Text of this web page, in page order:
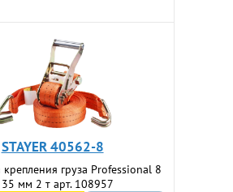
STAYER 40562-8
груза Professional 8
мм 2 т арт. 108957